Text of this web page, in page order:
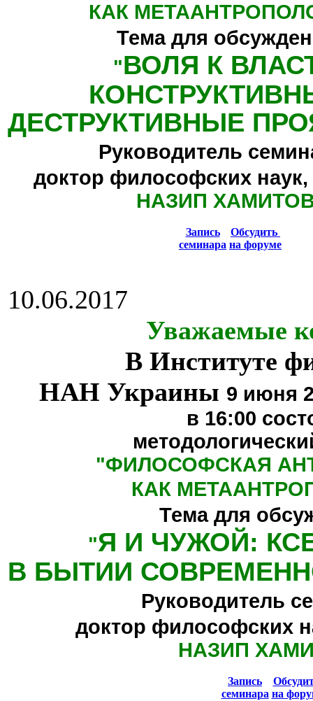
КАК
Тема для
"ВОЛЯ К
ДЕСТРУКТИВНЫЕ
Руководитель
доктор философских
НАЗИП
Запись
семинара
Обсудить
на форуме
10.06.2017
Уважаемые
В Институте
НАН Украины 9 июня
в 16:00
"ФИЛОСОФСКАЯ
КАК
Тема для
"Я И ЧУЖОЙ:
В БЫТИИ
Руководитель
доктор философских
НАЗИП
Запись
семинара на